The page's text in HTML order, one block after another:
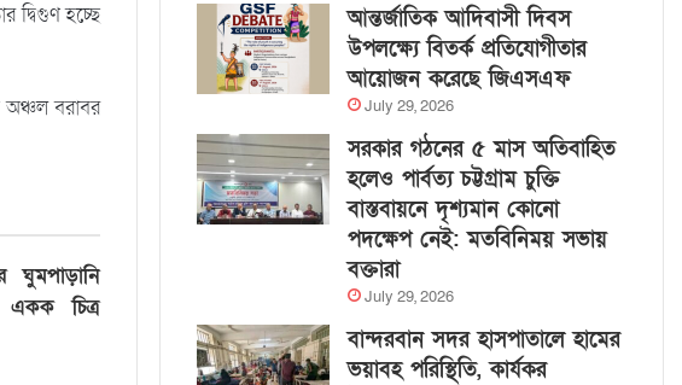
দ্বিগুণ হচ্ছে
বরাবর
ঘুমপাড়ানি
চিত্র
আন্তর্জাতিক আদিবাসী দিবস
উপলক্ষ্যে বিতর্ক প্রতিযোগীতার
আয়োজন করেছে জিএসএফ
July 29, 2026
সরকার গঠনের ৫ মাস অতিবাহিত
হলেও পার্বত্য চট্টগ্রাম চুক্তি
বাস্তবায়নে দৃশ্যমান কোনো
পদক্ষেপ নেই: মতবিনিময় সভায়
বক্তারা
July 29, 2026
বান্দরবান সদর হাসপাতালে হামের
ভয়াবহ পরিস্থিতি, কার্যকর